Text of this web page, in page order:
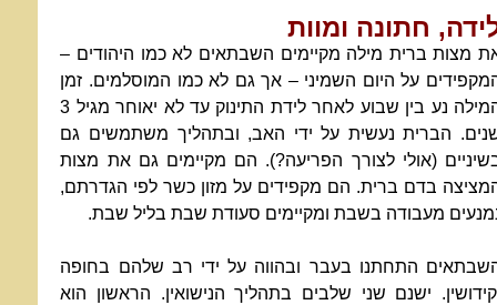
חתונה ומוות
מצות ברית מילה מקיימים השבתאים לא כמו היהודים –
על היום השמיני – אך גם לא כמו המוסלמים. זמן
המילה נע בין שבוע לאחר לידת התינוק עד לא יאוחר מגיל 3
הברית נעשית על ידי האב, ובתהליך משתמשים גם
(אולי לצורך הפריעה?). הם מקיימים גם את מצות
בדם ברית. הם מקפידים על מזון כשר לפי הגדרתם,
מעבודה בשבת ומקיימים סעודת שבת בליל שבת.
התחתנו בעבר ובהווה על ידי רב שלהם בחופה
ישנם שני שלבים בתהליך הנישואין. הראשון הוא